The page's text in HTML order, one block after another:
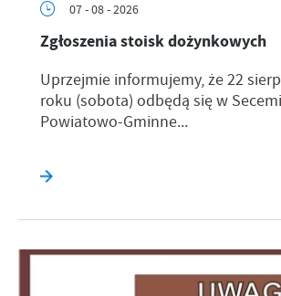
07 - 08 - 2026
Zgłoszenia stoisk dożynkowych
Uprzejmie informujemy, że 22
roku (sobota) odbędą się w
Powiatowo-Gminne...